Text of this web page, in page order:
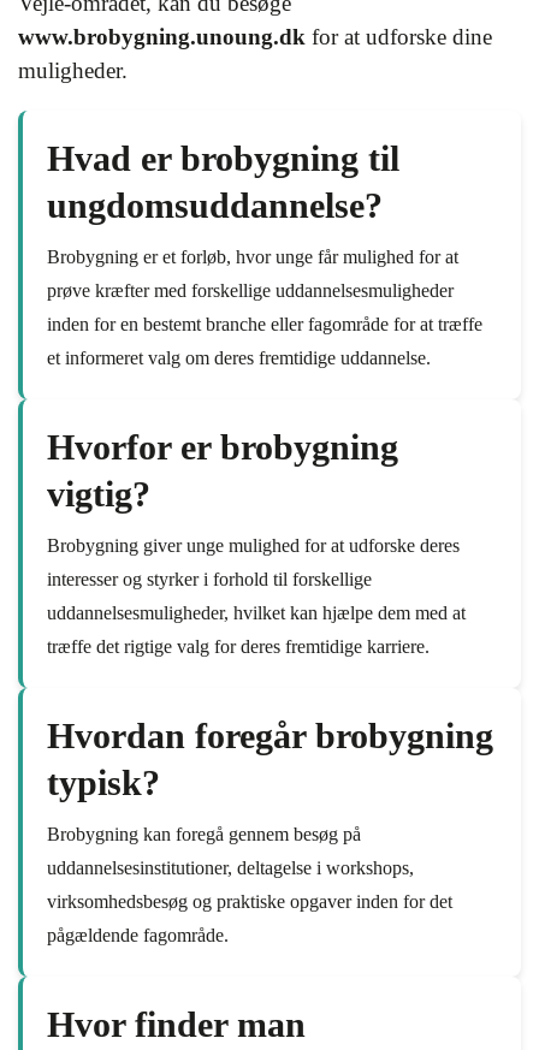
www.brobygning.unoung.dk for at udforske dine
muligheder.
Hvad er brobygning til
ungdomsuddannelse?
Brobygning er et forløb, hvor unge får mulighed for at
prøve kræfter med forskellige uddannelsesmuligheder
inden for en bestemt branche eller fagområde for at træffe
et informeret valg om deres fremtidige uddannelse.
Hvorfor er brobygning
vigtig?
Brobygning giver unge mulighed for at udforske deres
interesser og styrker i forhold til forskellige
uddannelsesmuligheder, hvilket kan hjælpe dem med at
træffe det rigtige valg for deres fremtidige karriere.
Hvordan foregår brobygning
typisk?
Brobygning kan foregå gennem besøg på
uddannelsesinstitutioner, deltagelse i workshops,
virksomhedsbesøg og praktiske opgaver inden for det
pågældende fagområde.
Hvor finder man